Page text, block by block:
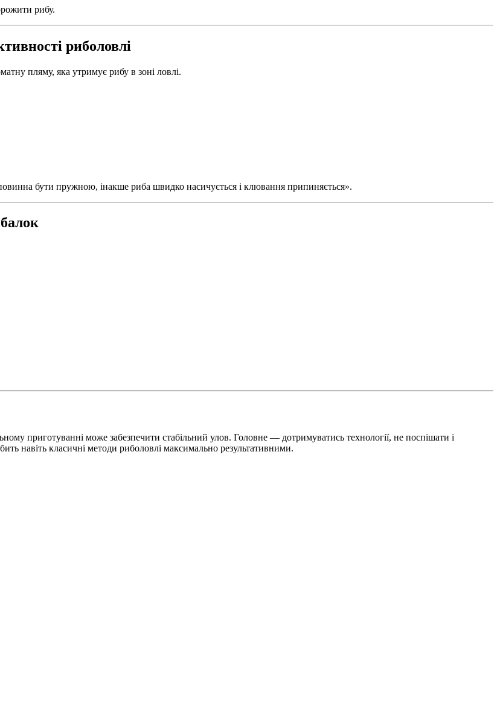
рибу.
риболовлі
пляму, яка утримує рибу в зоні ловлі.
бути пружною, інакше риба швидко насичується і клювання припиняється».
приготуванні може забезпечити стабільний улов. Головне — дотримуватись технології, не поспішати і
навіть класичні методи риболовлі максимально результативними.